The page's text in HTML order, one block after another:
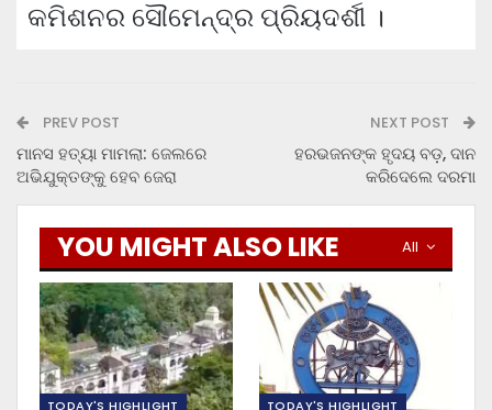
କମିଶନର ସୌମେନ୍ଦ୍ର ପ୍ରିୟଦର୍ଶୀ ।
PREV POST
ମାନସ ହତ୍ୟା ମାମଲା: ଜେଲରେ
ଅଭିଯୁକ୍ତଙ୍କୁ ହେବ ଜେରା
NEXT POST
ହରଭଜନଙ୍କ ହୃଦୟ ବଡ଼, ଦାନ
କରିଦେଲେ ଦରମା
All
YOU MIGHT ALSO LIKE
TODAY'S HIGHLIGHT TODAY'S HIGHLIGHT